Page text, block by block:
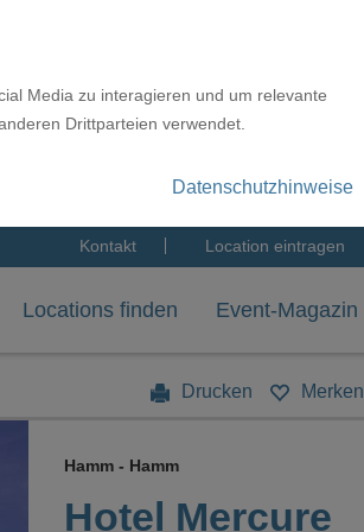
Media zu interagieren und um relevante
Drittparteien verwendet.
Datenschutzhinweise
Kontakt Location eintragen
Locations finden Event-Magazin
Drucken Merken
Hotel Mercure
Hamm - Hamm